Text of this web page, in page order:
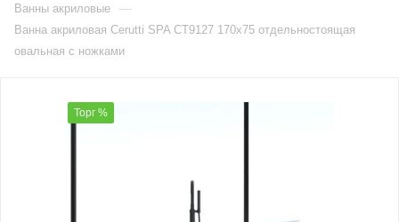
Ванны акриловые —
Ванна акриловая Cerutti SPA CT9127 170х75 отдельностоящая
овальная с ножками
Торг %